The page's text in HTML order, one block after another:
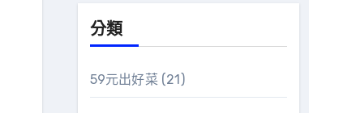
分類
59元出好菜 (21)